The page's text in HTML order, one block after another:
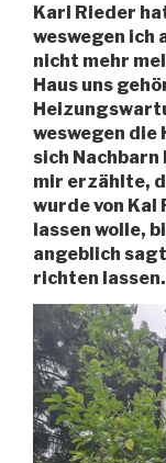
Karl Rieder
weswegen ich
nicht mehr
Haus uns
weswegen die
sich Nachbarn
mir erzählte,
wurde von Kal
lassen wolle,
angeblich
richten lassen.